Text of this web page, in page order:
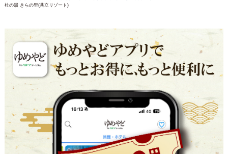
杜の湯 きらの里(共立リゾート)